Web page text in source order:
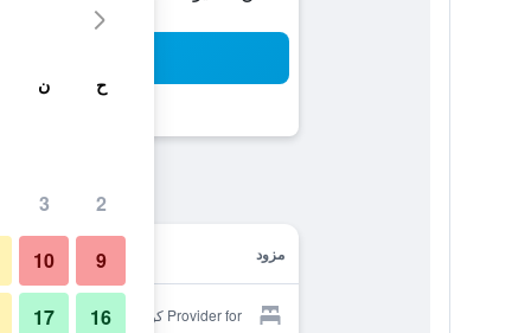
مزود
Provider for كومادوري سانسو
ح ن
2
3
9
10
16
17